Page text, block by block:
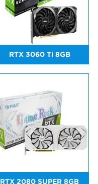
RTX 3060 Ti 8GB
RTX 2080 SUPER 8GB